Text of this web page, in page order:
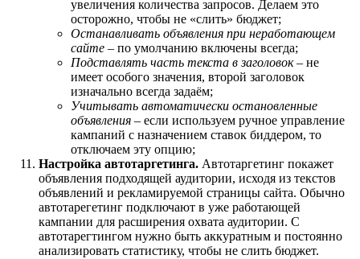
увеличения количества запросов. Делаем это
осторожно, чтобы не «слить» бюджет;
Останавливать объявления при неработающем
сайте – по умолчанию включены всегда;
Подставлять часть текста в заголовок– не
имеет особого значения, второй заголовок
изначально всегда задаём;
Учитывать автоматически остановленные
объявления – если используем ручное управление
кампаний с назначением ставок биддером, то
отключаем эту опцию;
Настройка автотаргетинга. Автотаргетинг покажет
объявления подходящей аудитории, исходя из текстов
объявлений и рекламируемой страницы сайта. Обычно
автотарегетинг подключают в уже работающей
кампании для расширения охвата аудитории. С
автотарегтингом нужно быть аккуратным и постоянно
анализировать статистику, чтобы не слить бюджет.